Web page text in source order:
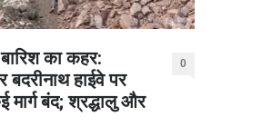
का कहर:
बदरीनाथ हाईवे पर
बंद; श्रद्धालु और
0